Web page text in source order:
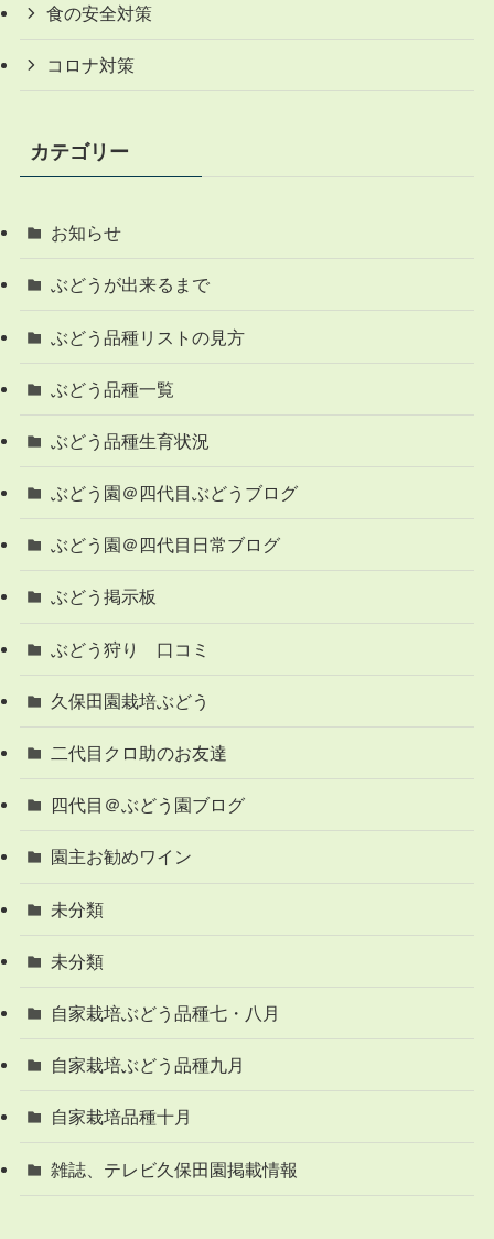
食の安全対策
コロナ対策
カテゴリー
お知らせ
ぶどうが出来るまで
ぶどう品種リストの見方
ぶどう品種一覧
ぶどう品種生育状況
ぶどう園＠四代目ぶどうブログ
ぶどう園＠四代目日常ブログ
ぶどう掲示板
ぶどう狩り 口コミ
久保田園栽培ぶどう
二代目クロ助のお友達
四代目＠ぶどう園ブログ
園主お勧めワイン
未分類
未分類
自家栽培ぶどう品種七・八月
自家栽培ぶどう品種九月
自家栽培品種十月
雑誌、テレビ久保田園掲載情報